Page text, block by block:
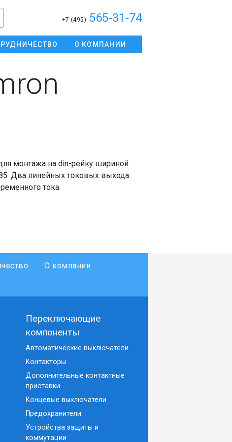
+7 (495) 565-31-74
О КОМПАНИИ
монтажа на din-рейку шириной
Два линейных токовых выхода.
тока.
О компании
Переключающие
компоненты
Автоматические выключатели
Контакторы
Дополнительные контактные
приставки
Концевые выключатели
Предохранители
Устройства защиты и
коммутации